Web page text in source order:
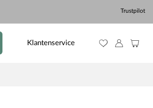
Trustpilot
Klantenservice